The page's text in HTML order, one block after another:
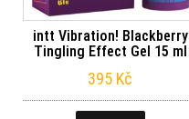
intt Vibration! Blackberry
Tingling Effect Gel 15 ml
395 Kč